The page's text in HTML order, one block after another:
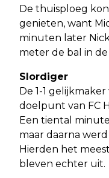
De thuisploeg
genieten, want
minuten later
meter de bal in
Slordiger
De 1-1
doelpunt van FC
Een tiental
maar daarna
Hierden het
bleven echter uit.